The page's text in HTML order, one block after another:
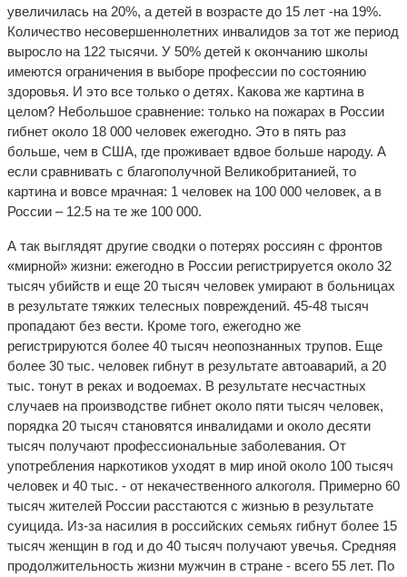
увеличилась на 20%, а детей в возрасте до 15 лет -на 19%.
Количество несовершеннолетних инвалидов за тот же период
выросло на 122 тысячи. У 50% детей к окончанию школы
имеются ограничения в выборе профессии по состоянию
здоровья. И это все только о детях. Какова же картина в
целом? Небольшое сравнение: только на пожарах в России
гибнет около 18 000 человек ежегодно. Это в пять раз
больше, чем в США, где проживает вдвое больше народу. А
если сравнивать с благополучной Великобританией, то
картина и вовсе мрачная: 1 человек на 100 000 человек, а в
России – 12.5 на те же 100 000.
А так выглядят другие сводки о потерях россиян с фронтов
«мирной» жизни: ежегодно в России регистрируется около 32
тысяч убийств и еще 20 тысяч человек умирают в больницах
в результате тяжких телесных повреждений. 45-48 тысяч
пропадают без вести. Кроме того, ежегодно же
регистрируются более 40 тысяч неопознанных трупов. Еще
более 30 тыс. человек гибнут в результате автоаварий, а 20
тыс. тонут в реках и водоемах. В результате несчастных
случаев на производстве гибнет около пяти тысяч человек,
порядка 20 тысяч становятся инвалидами и около десяти
тысяч получают профессиональные заболевания. От
употребления наркотиков уходят в мир иной около 100 тысяч
человек и 40 тыс. - от некачественного алкоголя. Примерно 60
тысяч жителей России расстаются с жизнью в результате
суицида. Из-за насилия в российских семьях гибнут более 15
тысяч женщин в год и до 40 тысяч получают увечья. Средняя
продолжительность жизни мужчин в стране - всего 55 лет. По